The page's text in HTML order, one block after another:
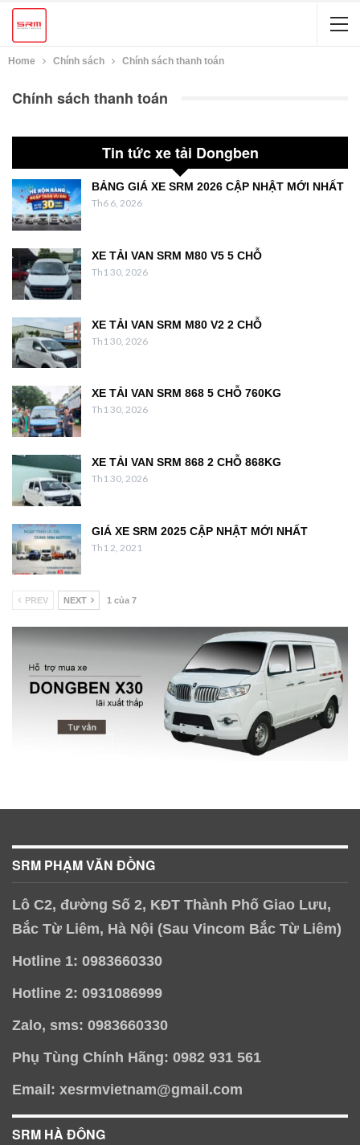
Home Chính sách Chính sách thanh toán
Chính sách thanh toán
Tin tức xe tải Dongben
BẢNG GIÁ XE SRM 2026 CẬP NHẬT MỚI NHẤT
Th6 6, 2026
XE TẢI VAN SRM M80 V5 5 CHỖ
Th1 30, 2026
XE TẢI VAN SRM M80 V2 2 CHỖ
Th1 30, 2026
XE TẢI VAN SRM 868 5 CHỖ 760KG
Th1 30, 2026
XE TẢI VAN SRM 868 2 CHỖ 868KG
Th1 30, 2026
GIÁ XE SRM 2025 CẬP NHẬT MỚI NHẤT
Th1 2, 2021
PREV NEXT 1 của 7
SRM PHẠM VĂN ĐỒNG
Lô C2, đường Số 2, KĐT Thành Phố Giao Lưu,
Bắc Từ Liêm, Hà Nội (Sau Vincom Bắc Từ Liêm)
Hotline 1: 0983660330
Hotline 2: 0931086999
Zalo, sms: 0983660330
Phụ Tùng Chính Hãng: 0982 931 561
Email: xesrmvietnam@gmail.com
SRM HÀ ĐÔNG